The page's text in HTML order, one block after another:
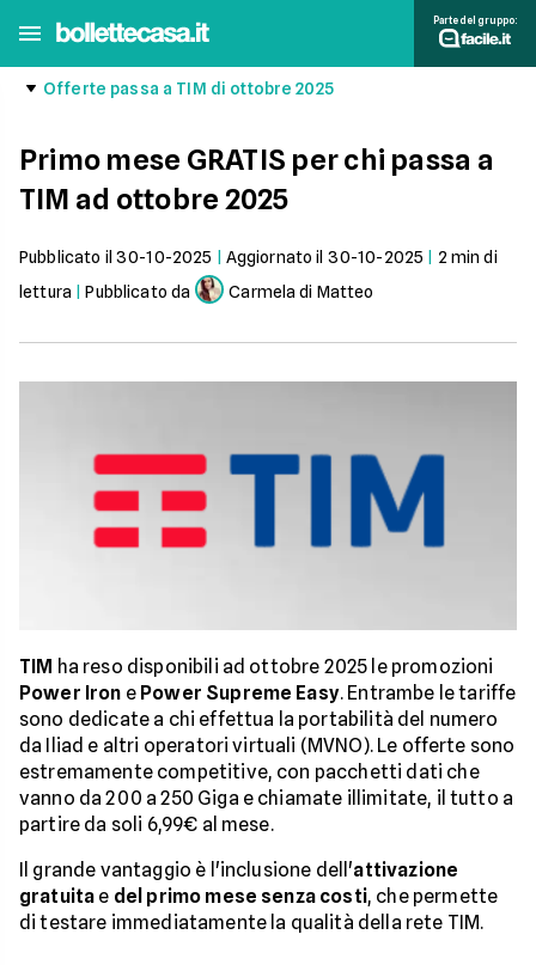
Parte del gruppo:
Offerte passa a TIM di ottobre 2025
Primo mese GRATIS per chi passa a
TIM ad ottobre 2025
Pubblicato il 30-10-2025 Aggiornato il 30-10-2025 2 min di
lettura |Pubblicato da Carmela di Matteo
TIM ha reso disponibili ad ottobre 2025 le promozioni
Power Iron e Power Supreme Easy. Entrambe le tariffe
sono dedicate a chi effettua la portabilità del numero
da Iliad e altri operatori virtuali (MVNO). Le offerte sono
estremamente competitive, con pacchetti dati che
vanno da 200 a 250 Giga e chiamate illimitate, il tutto a
partire da soli 6,99€ al mese.
Il grande vantaggio è l'inclusione dell'attivazione
gratuita e del primo mese senza costi, che permette
di testare immediatamente la qualità della rete TIM.